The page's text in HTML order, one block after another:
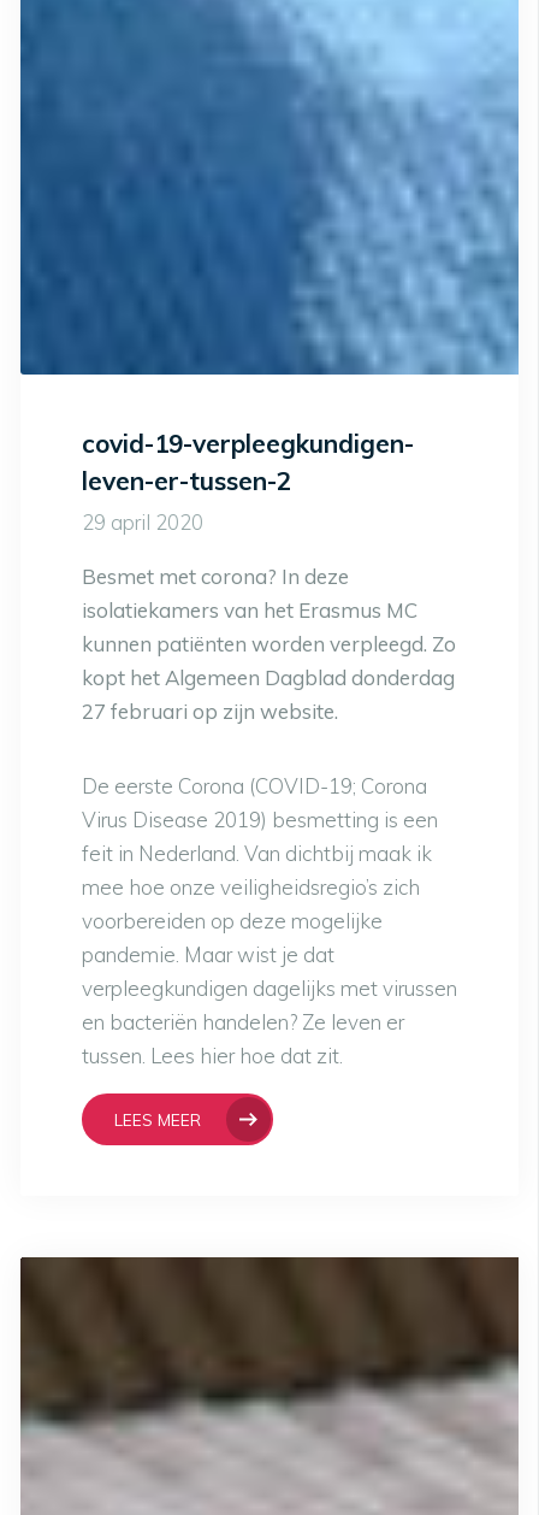
covid-19-verpleegkundigen-
leven-er-tussen-2
29 april 2020
Besmet met corona? In deze
isolatiekamers van het Erasmus MC
kunnen patiënten worden verpleegd. Zo
kopt het Algemeen Dagblad donderdag
27 februari op zijn website.
De eerste Corona (COVID-19; Corona
Virus Disease 2019) besmetting is een
feit in Nederland. Van dichtbij maak ik
mee hoe onze veiligheidsregio’s zich
voorbereiden op deze mogelijke
pandemie. Maar wist je dat
verpleegkundigen dagelijks met virussen
en bacteriën handelen? Ze leven er
tussen. Lees hier hoe dat zit.
LEES MEER